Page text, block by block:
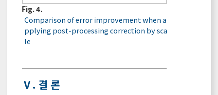
Fig. 4.
Comparison of error improvement when a
pplying post-processing correction by sca
le
Ⅴ. 결 론